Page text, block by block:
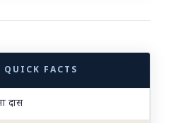
QUICK FACTS
दास